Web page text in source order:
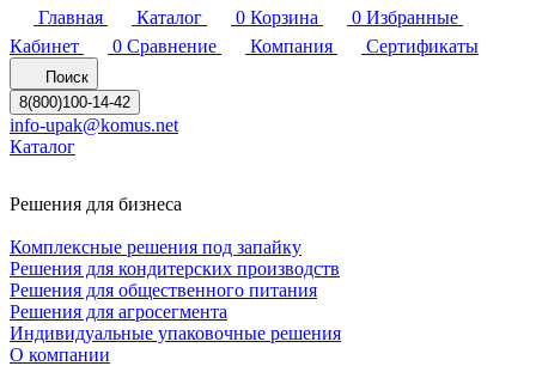
Главная
Каталог 0 Корзина 0 Избранные
Кабинет
0 Сравнение Компания Сертификаты
Поиск
8(800)100-14-42
info-upak@komus.net
Каталог
Решения для бизнеса
Комплексные решения под запайку
Решения для кондитерских производств
Решения для общественного питания
Решения для агросегмента
Индивидуальные упаковочные решения
О компании